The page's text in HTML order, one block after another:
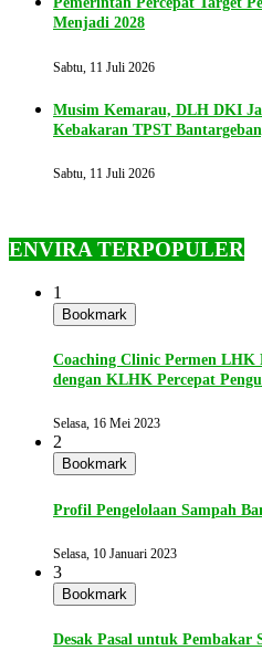
Menjadi 2028
Sabtu, 11 Juli 2026
Musim Kemarau, DLH DKI
Kebakaran TPST
Sabtu, 11 Juli 2026
ENVIRA TERPOPULER
1
Bookmark
Coaching Clinic Permen LHK
dengan KLHK Percepat
Selasa, 16 Mei 2023
2
Bookmark
Profil Pengelolaan Sampah
Selasa, 10 Januari 2023
3
Bookmark
Desak Pasal untuk Pembakar